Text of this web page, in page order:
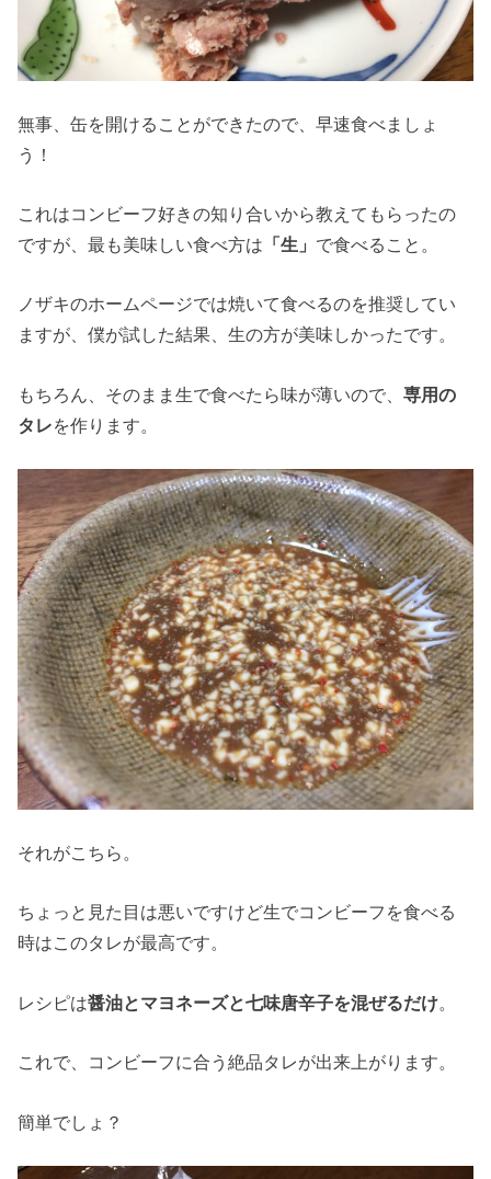
無事、缶を開けることができたので、早速食べましょ
う！
これはコンビーフ好きの知り合いから教えてもらったの
ですが、最も美味しい食べ方は 「生」 で食べること。
ノザキのホームページでは焼いて食べるのを推奨してい
ますが、僕が試した結果、生の方が美味しかったです。
もちろん、そのまま生で食べたら味が薄いので、専用の
タレを作ります。
それがこちら。
ちょっと見た目は悪いですけど生でコンビーフを食べる
時はこのタレが最高です。
レシピは醤油とマヨネーズと七味唐辛子を混ぜるだけ。
これで、コンビーフに合う絶品タレが出来上がります。
簡単でしょ？